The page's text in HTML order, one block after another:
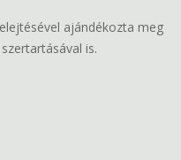
ajándékozta meg
is.